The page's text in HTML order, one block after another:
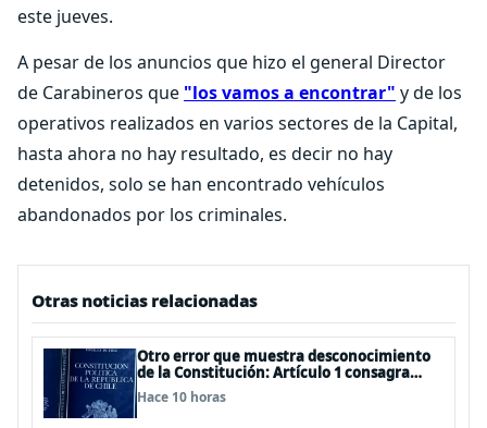
este jueves.
A pesar de los anuncios que hizo el general Director
de Carabineros que "los vamos a encontrar" y de los
operativos realizados en varios sectores de la Capital,
hasta ahora no hay resultado, es decir no hay
detenidos, solo se han encontrado vehículos
abandonados por los criminales.
Otras noticias relacionadas
Otro error que muestra desconocimiento
de la Constitución: Artículo 1 consagra
resguardar la seguridad nacional y
proteger a los ciudadanos
Hace 10 horas